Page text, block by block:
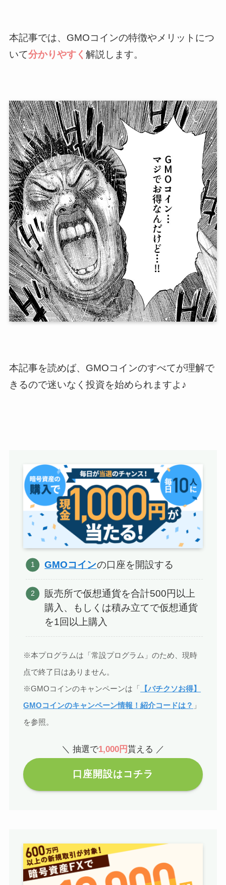
本記事では、GMOコインの特徴やメリットにつ
いて分かりやすく 解説します。
本記事を読めば、GMOコインのすべてが理解で
きるので迷いなく投資を始められますよ♪
GMOコインの口座を開設する
販売所で仮想通貨を合計500円以上
購入、もしくは積み立てで仮想通貨
を1回以上購入
※本プログラムは「常設プログラム」のため、現時
点で終了日はありません。
※GMOコインのキャンペーンは「 【バチクソお得】
GMOコインのキャンペーン情報！紹介コードは？ 」
を参照。
＼ 抽選で1,000円貰える ／
口座開設はコチラ